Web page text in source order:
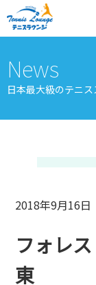
News
日本最大級のテニ
2018年9月16日
フォレ
東